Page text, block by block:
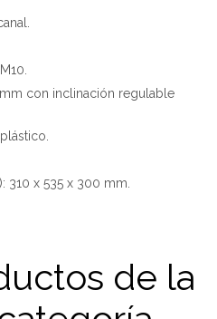
con inclinación regulable
310 x 535 x 300 mm.
de la